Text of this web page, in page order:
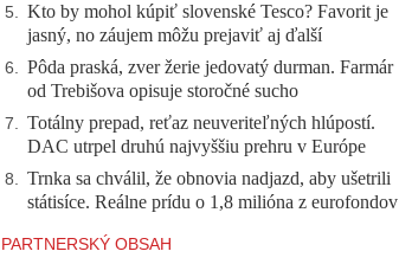
5. Kto by mohol kúpiť slovenské Tesco? Favorit je
jasný, no záujem môžu prejaviť aj ďalší
6. Pôda praská, zver žerie jedovatý durman. Farmár
od Trebišova opisuje storočné sucho
7. Totálny prepad, reťaz neuveriteľných hlúpostí.
DAC utrpel druhú najvyššiu prehru v Európe
8. Trnka sa chválil, že obnovia nadjazd, aby ušetrili
státisíce. Reálne prídu o 1,8 milióna z eurofondov
PARTNERSKÝ OBSAH